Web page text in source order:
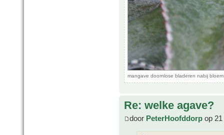
mangave doornlose bladeren nabij
Re: welke agave?
door PeterHoofddorp op